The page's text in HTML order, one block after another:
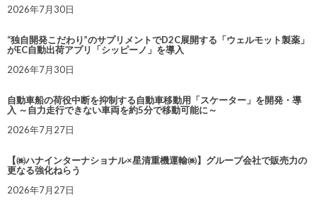
2026年7月30日
“独自開発こだわり”のサプリメントでD2C展開する「ウェルモット製薬」
がEC自動出荷アプリ「シッピーノ」を導入
2026年7月30日
自動車船の荷役中断を抑制する自動車移動用「スケーター」を開発・導
入 ～自力走行できない車両を約5分で移動可能に～
2026年7月27日
【㈱ハナインターナショナル×星清重機運輸㈱】グループ会社で販売力の
更なる強化ねらう
2026年7月27日